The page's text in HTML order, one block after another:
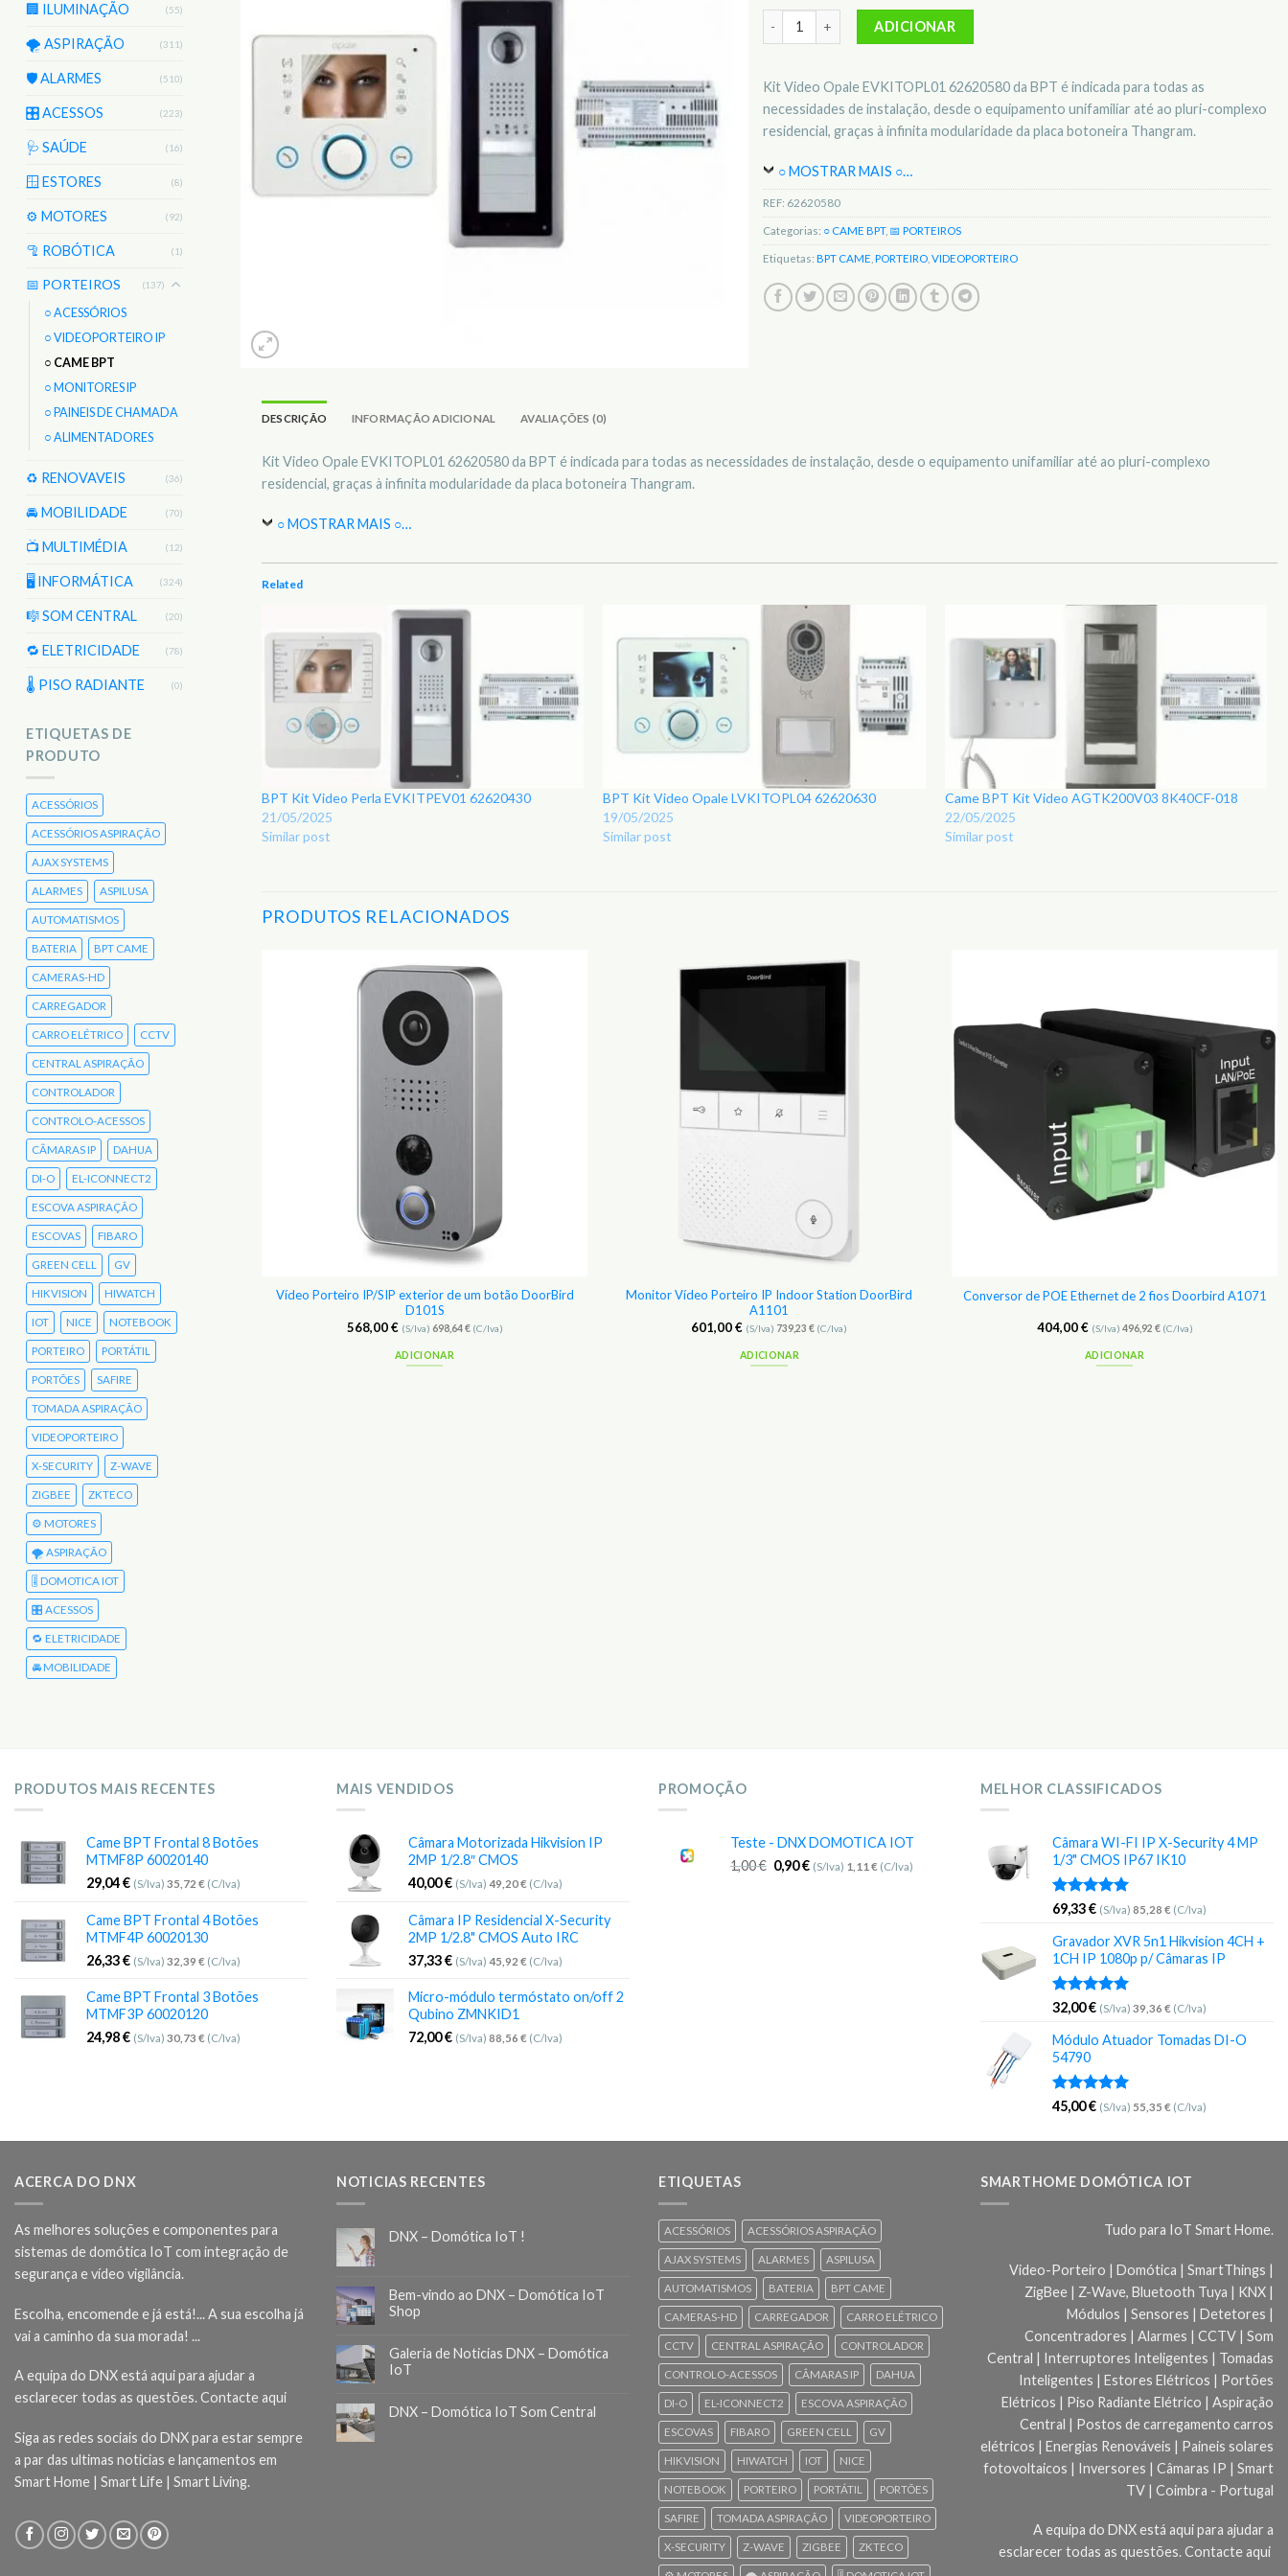
🏢 ILUMINAÇÃO (55)
🌪️ ASPIRAÇÃO (311)
🛡️ ALARMES (510)
🎛️ ACESSOS (223)
🩺 SAÚDE (16)
🪟 ESTORES (8)
⚙️ MOTORES (92)
🦿 ROBÓTICA (1)
📅 PORTEIROS (137)
○ ACESSÓRIOS
○ VIDEOPORTEIRO IP
○ CAME BPT
○ MONITORES IP
○ PAINEIS DE CHAMADA
○ ALIMENTADORES
♻️ RENOVAVEIS (36)
🚘 MOBILIDADE (70)
📺 MULTIMÉDIA (12)
🖥️ INFORMÁTICA (324)
🎼 SOM CENTRAL (20)
🔁 ELETRICIDADE (78)
🌡 PISO RADIANTE (0)
ETIQUETAS DE
PRODUTO
ACESSÓRIOS
ACESSÓRIOS ASPIRAÇÃO
AJAX SYSTEMS
ALARMES ASPILUSA
AUTOMATISMOS
BATERIA BPT CAME
CAMERAS-HD
CARREGADOR
CARRO ELÉTRICO CCTV
CENTRAL ASPIRAÇÃO
CONTROLADOR
CONTROLO-ACESSOS
CÂMARAS IP DAHUA
DI-O EL-ICONNECT2
ESCOVA ASPIRAÇÃO
ESCOVAS FIBARO
GREEN CELL GV
HIKVISION HIWATCH
IOT NICE NOTEBOOK
PORTEIRO PORTÁTIL
PORTÕES SAFIRE
TOMADA ASPIRAÇÃO
VIDEOPORTEIRO
X-SECURITY Z-WAVE
ZIGBEE ZKTECO
⚙️ MOTORES
🌪️ ASPIRAÇÃO
🎚️ DOMOTICA IOT
🎛️ ACESSOS
🔁 ELETRICIDADE
🚘 MOBILIDADE
Quantidade de BPT Kit Video Opale EVKITOPL01 62620580
ADICIONAR
Kit Video Opale EVKITOPL01 62620580 da BPT é indicada para todas as
necessidades de instalação, desde o equipamento unifamiliar até ao pluri-complexo
residencial, graças à infinita modularidade da placa botoneira Thangram.
○ MOSTRAR MAIS ○…
REF: 62620580
Categorias: ○ CAME BPT, 📅 PORTEIROS
Etiquetas: BPT CAME PORTEIRO VIDEOPORTEIRO
DESCRIÇÃO INFORMAÇÃO ADICIONAL AVALIAÇÕES (0)
Kit Video Opale EVKITOPL01 62620580 da BPT é indicada para todas as necessidades de instalação, desde o equipamento unifamiliar até ao pluri-complexo
residencial, graças à infinita modularidade da placa botoneira Thangram.
○ MOSTRAR MAIS ○…
Related
BPT Kit Video Perla EVKITPEV01 62620430
21/05/2025
Similar post
BPT Kit Video Opale LVKITOPL04 62620630
19/05/2025
Similar post
Came BPT Kit Video AGTK200V03 8K40CF-018
22/05/2025
Similar post
PRODUTOS RELACIONADOS
Vídeo Porteiro IP/SIP exterior de um botão DoorBird
D101S
568,00€ (S/Iva) 698,64€(C/Iva)
ADICIONAR
Monitor Vídeo Porteiro IP Indoor Station DoorBird
A1101
601,00€ (S/Iva) 739,23€ (C/Iva)
ADICIONAR
Favoritos
Conversor de POE Ethernet de 2 fios Doorbird A1071
404,00€ (S/Iva) 496,92 €(C/Iva)
ADICIONAR
p/ estações compatíveis RFID-Fob
Doorbird 10 un
66,00€ (S/Iva)81,18 €(C/Iva)
ADICIONAR
PRODUTOS MAIS RECENTES
Came BPT Frontal 8 Botões
MTMF8P 60020140
29,04€ (S/Iva) 35,72 € (C/Iva)
Came BPT Frontal 4 Botões
MTMF4P 60020130
26,33€ (S/Iva) 32,39 € (C/Iva)
Came BPT Frontal 3 Botões
MTMF3P 60020120
24,98€ (S/Iva) 30,73 € (C/Iva)
MAIS VENDIDOS
Câmara Motorizada Hikvision IP
2MP 1/2.8″ CMOS
40,00€ (S/Iva) 49,20€ (C/Iva)
Câmara IP Residencial X-Security
2MP 1/2.8" CMOS Auto IRC
37,33€ (S/Iva) 45,92 € (C/Iva)
Micro-módulo termóstato on/off 2
Qubino ZMNKID1
72,00€ (S/Iva) 88,56 € (C/Iva)
PROMOÇÃO
Teste - DNX DOMOTICA IOT
1,00€ 0,90€ (S/Iva) 1,11€ (C/Iva)
MELHOR CLASSIFICADOS
Câmara WI-FI IP X-Security 4 MP
1/3" CMOS IP67 IK10
Avaliação
69,33€ (S/Iva) 85,28 € (C/Iva)
Gravador XVR 5n1 Hikvision 4CH +
1CH IP 1080p p/ Câmaras IP
Avaliação
32,00€ (S/Iva) 39,36 € (C/Iva)
Módulo Atuador Tomadas DI-O
54790
Avaliação
45,00€ (S/Iva) 55,35 € (C/Iva)
ACERCA DO DNX
As melhores soluções e componentes para
sistemas de domótica IoT com integração de
segurança e vídeo vigilância.
Escolha, encomende e já está!... A sua escolha já
vai a caminho da sua morada! ...
A equipa do DNX está aqui para ajudar a
esclarecer todas as questões.Contacte aqui
Siga as redes sociais do DNX para estar sempre
a par das ultimas noticias e lançamentos em
Smart Home | Smart Life | Smart Living.
NOTICIAS RECENTES
DNX – Domótica IoT !
Bem-vindo ao DNX – Domótica IoT
Shop
Galeria de Noticias DNX – Domótica
IoT
DNX – Domótica IoT Som Central
ETIQUETAS
ACESSÓRIOS ACESSÓRIOS ASPIRAÇÃO
AJAX SYSTEMS ALARMES ASPILUSA
AUTOMATISMOS BATERIA BPT CAME
CAMERAS-HD CARREGADOR CARRO ELÉTRICO
CCTV CENTRAL ASPIRAÇÃO CONTROLADOR
CONTROLO-ACESSOS CÂMARAS IP DAHUA
DI-O EL-ICONNECT2 ESCOVA ASPIRAÇÃO
ESCOVAS FIBARO GREEN CELL GV
HIKVISION HIWATCH IOT NICE
NOTEBOOK PORTEIRO PORTÁTIL PORTÕES
SAFIRE TOMADA ASPIRAÇÃO VIDEOPORTEIRO
X-SECURITY Z-WAVE ZIGBEE ZKTECO
SMARTHOME DOMÓTICA IOT
Tudo para IoT Smart Home.
Video-Porteiro | Domótica | SmartThings |
ZigBee | Z-Wave, Bluetooth Tuya | KNX |
Módulos | Sensores | Detetores |
Concentradores | Alarmes | CCTV | Som
Central | Interruptores Inteligentes | Tomadas
Inteligentes | Estores Elétricos | Portões
Elétricos | Piso Radiante Elétrico | Aspiração
Central | Postos de carregamento carros
elétricos | Energias Renováveis | Paineis solares
fotovoltaicos | Inversores | Câmaras IP | Smart
TV | Coimbra - Portugal
A equipa do DNX está aqui para ajudar a
esclarecer todas as questões.Contacte aqui